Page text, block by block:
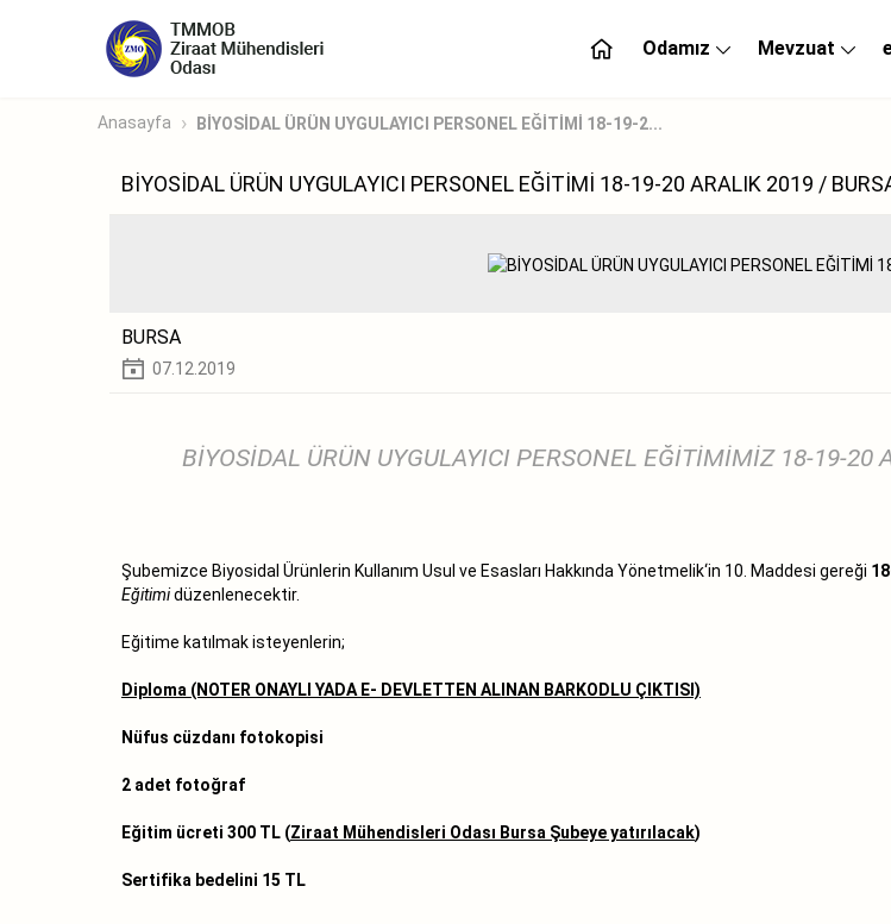
Odamız Mevzuat
Anasayfa BİYOSİDAL ÜRÜN UYGULAYICI PERSONEL EĞİTİMİ 18-19-2...
BİYOSİDAL ÜRÜN UYGULAYICI PERSONEL EĞİTİMİ 18-19-20 ARALIK 2019 /
BURSA
07.12.2019
BİYOSİDAL ÜRÜN UYGULAYICI PERSONEL EĞİTİMİMİZ 18-19-
Şubemizce Biyosidal Ürünlerin Kullanım Usul ve Esasları Hakkında Yönetmelik‘in 10. Maddesi gereği
Eğitimidüzenlenecektir.
Eğitime katılmak isteyenlerin;
Diploma (NOTER ONAYLI YADA E- DEVLETTEN ALINAN BARKODLU ÇIKTISI)
Nüfus cüzdanı fotokopisi
2 adet fotoğraf
Eğitim ücreti 300 TL (Ziraat Mühendisleri Odası Bursa Şubeye yatırılacak)
Sertifika bedelini 15 TL